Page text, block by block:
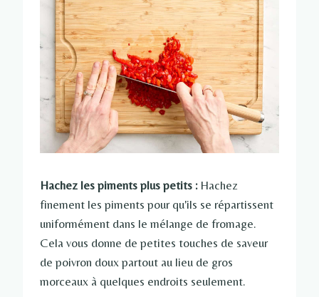
Hachez les piments plus petits : Hachez
finement les piments pour qu'ils se répartissent
uniformément dans le mélange de fromage.
Cela vous donne de petites touches de saveur
de poivron doux partout au lieu de gros
morceaux à quelques endroits seulement.